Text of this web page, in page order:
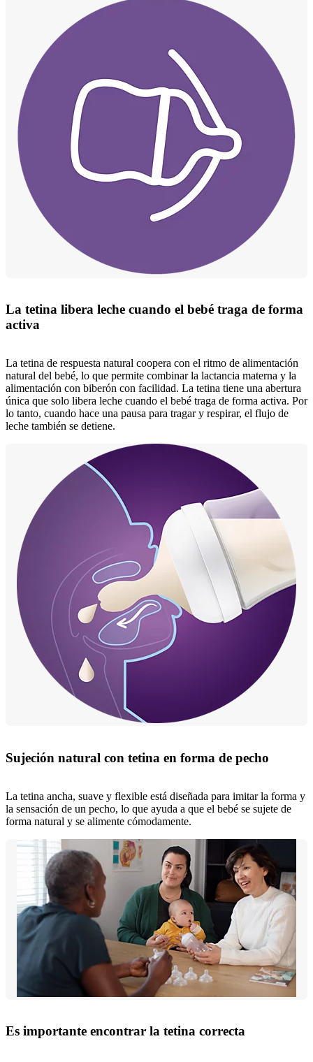
La tetina libera leche cuando el bebé traga de forma
activa
La tetina de respuesta natural coopera con el ritmo de alimentación
natural del bebé, lo que permite combinar la lactancia materna y la
alimentación con biberón con facilidad. La tetina tiene una abertura
única que solo libera leche cuando el bebé traga de forma activa. Por
lo tanto, cuando hace una pausa para tragar y respirar, el flujo de
leche también se detiene.
Sujeción natural con tetina en forma de pecho
La tetina ancha, suave y flexible está diseñada para imitar la forma y
la sensación de un pecho, lo que ayuda a que el bebé se sujete de
forma natural y se alimente cómodamente.
Es importante encontrar la tetina correcta